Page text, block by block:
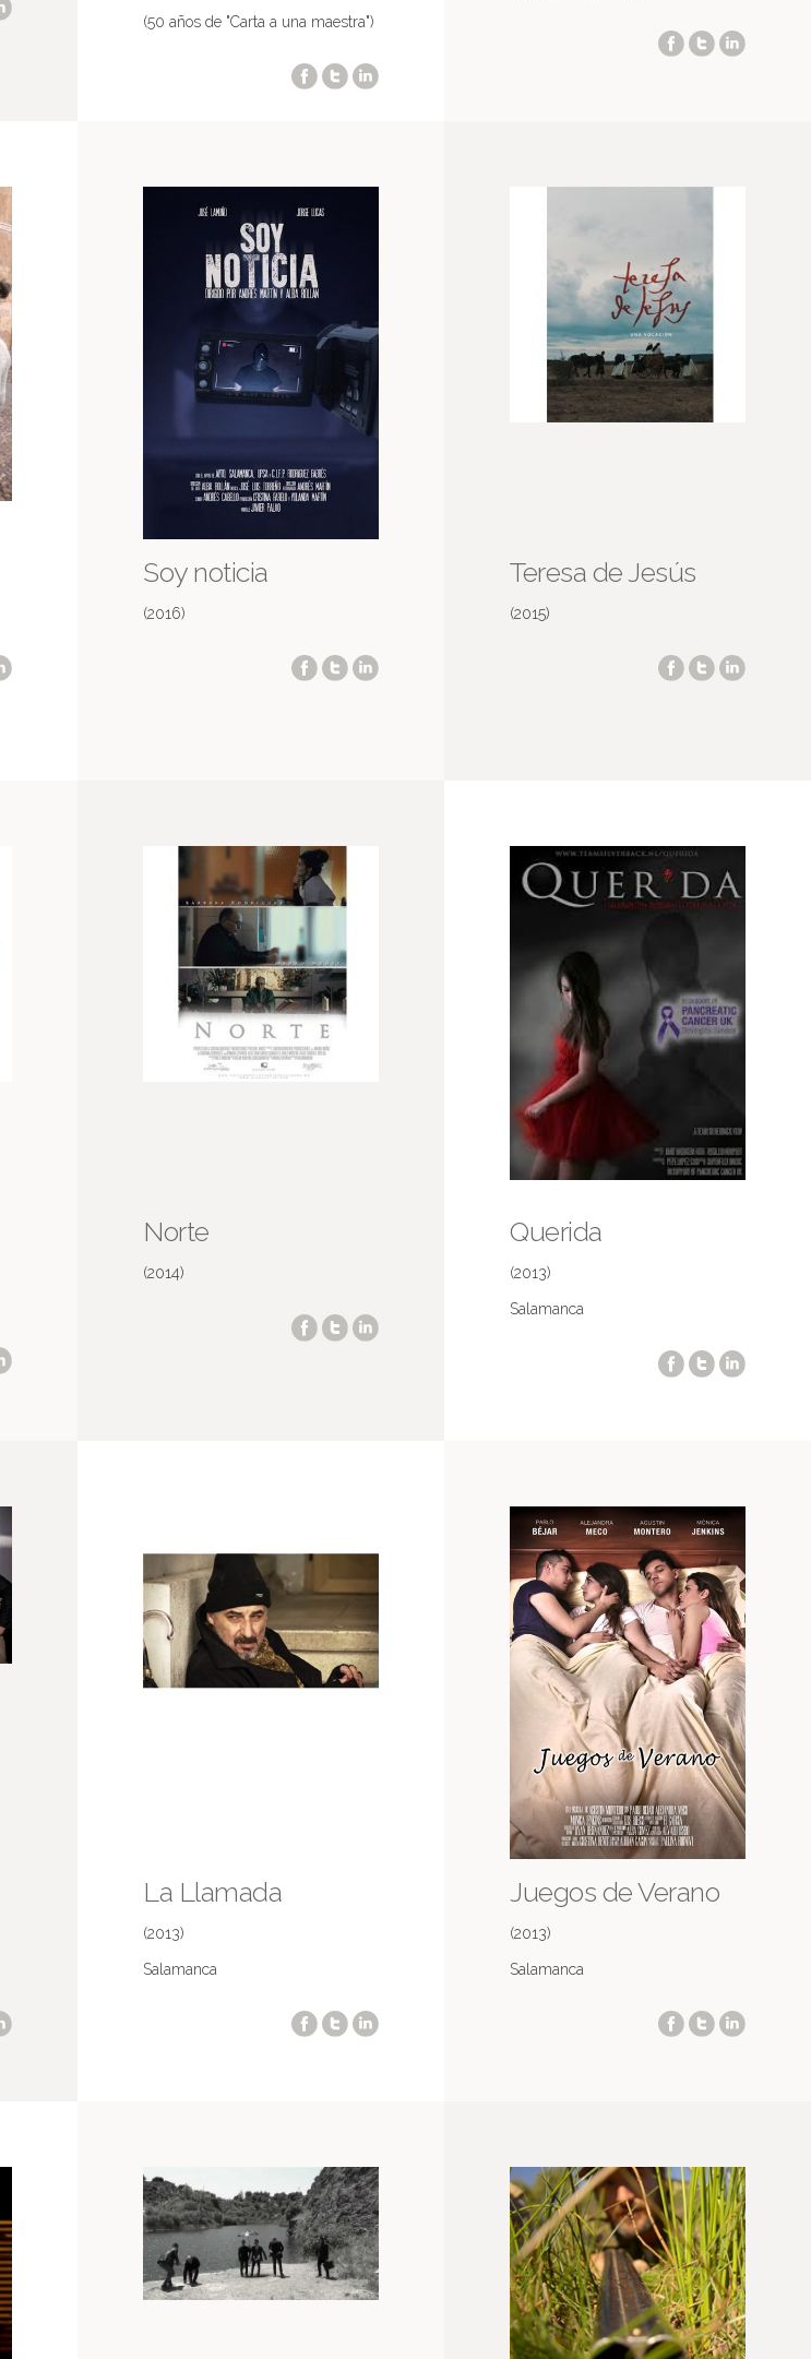
(50 años de "Carta a una maestra")
Soy noticia
(2016)
Teresa de Jesús
(2015)
Norte
(2014)
Querida
(2013)
Salamanca
La Llamada
(2013)
Salamanca
Juegos de Verano
(2013)
Salamanca